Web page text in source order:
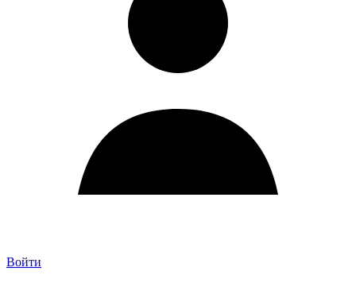
Войти